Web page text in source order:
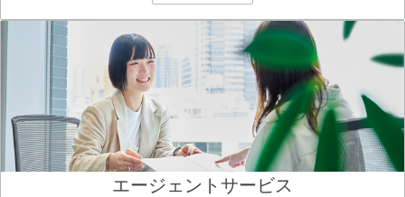
エージェントサービス